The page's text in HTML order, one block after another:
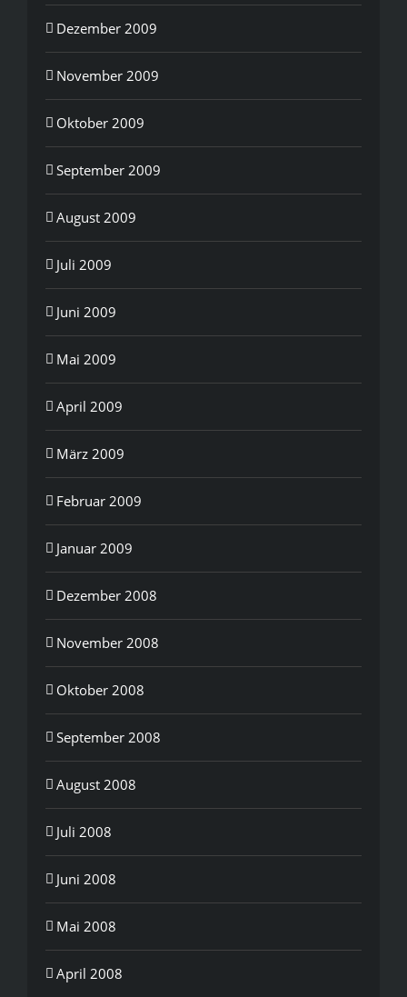
Dezember 2009
November 2009
Oktober 2009
September 2009
August 2009
Juli 2009
Juni 2009
Mai 2009
April 2009
März 2009
Februar 2009
Januar 2009
Dezember 2008
November 2008
Oktober 2008
September 2008
August 2008
Juli 2008
Juni 2008
Mai 2008
April 2008